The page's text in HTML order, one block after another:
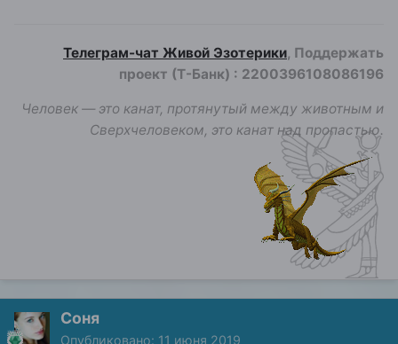
Телеграм-чат Живой Эзотерики, Поддержать
проект (Т-Банк) : 2200396108086196
Человек — это канат, протянутый между животным и
Сверхчеловеком, это канат над пропастью.
Соня
Опубликовано: 11 июня 2019